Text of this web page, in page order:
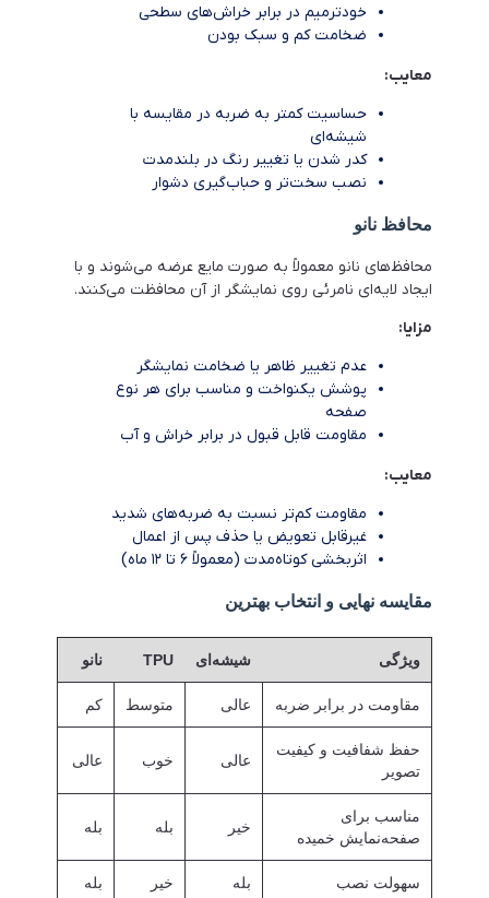
خودترمیم در برابر خراش‌های سطحی
ضخامت کم و سبک بودن
معایب:
حساسیت کمتر به ضربه در مقایسه با
شیشه‌ای
کدر شدن یا تغییر رنگ در بلندمدت
نصب سخت‌تر و حباب‌گیری دشوار
محافظ نانو
محافظ‌های نانو معمولاً به صورت مایع عرضه می‌شوند و با
ایجاد لایه‌ای نامرئی روی نمایشگر از آن محافظت می‌کنند.
مزایا:
عدم تغییر ظاهر یا ضخامت نمایشگر
پوشش یکنواخت و مناسب برای هر نوع
صفحه
مقاومت قابل قبول در برابر خراش و آب
معایب:
مقاومت کم‌تر نسبت به ضربه‌های شدید
غیرقابل تعویض یا حذف پس از اعمال
اثربخشی کوتاه‌مدت (معمولاً ۶ تا ۱۲ ماه)
مقایسه نهایی و انتخاب بهترین
ویژگی شیشه‌ای TPU نانو
مقاومت در برابر ضربه عالی متوسط کم
حفظ شفافیت و کیفیت
تصویر
عالی خوب عالی
مناسب برای
صفحه‌نمایش خمیده
خیر بله بله
سهولت نصب بله خیر بله